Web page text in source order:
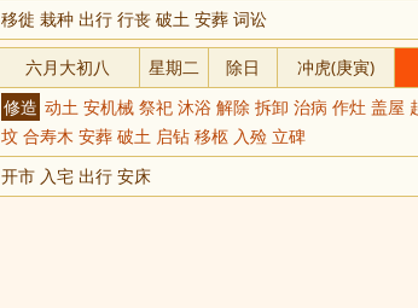
移徙 栽种 出行 行丧 破土 安葬 词讼
六月大初八 星期二 除日 冲虎(庚寅)
修造 动土 安机械 祭祀 沐浴 解除 拆卸 治病 作灶 盖屋
坟 合寿木 安葬 破土 启钻 移柩 入殓 立碑
开市 入宅 出行 安床